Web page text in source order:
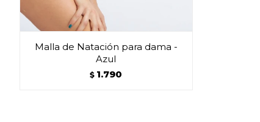
Malla de Natación para dama -
Azul
$ 1.790